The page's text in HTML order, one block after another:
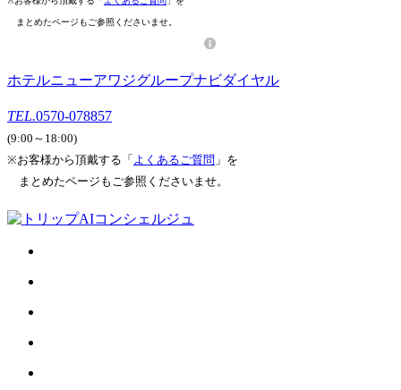
まとめたページもご参照くださいませ。
ホテルニューアワジグループナビダイヤル
TEL.0570-078857
(9:00～18:00)
※お客様から頂戴する「 よくあるご質問 」を
まとめたページもご参照くださいませ。